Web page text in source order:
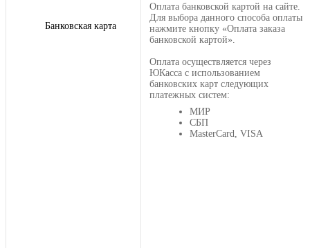
Банковская карта
Оплата банковской картой на сайте.
Для выбора данного способа оплаты
нажмите кнопку «Оплата заказа
банковской картой».
Оплата осуществляется через
ЮКасса с использованием
банковских карт следующих
платежных систем:
МИР
СБП
MasterCard, VISA